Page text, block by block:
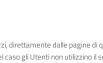
direttamente dalle pagine di
gli Utenti non utilizzino il